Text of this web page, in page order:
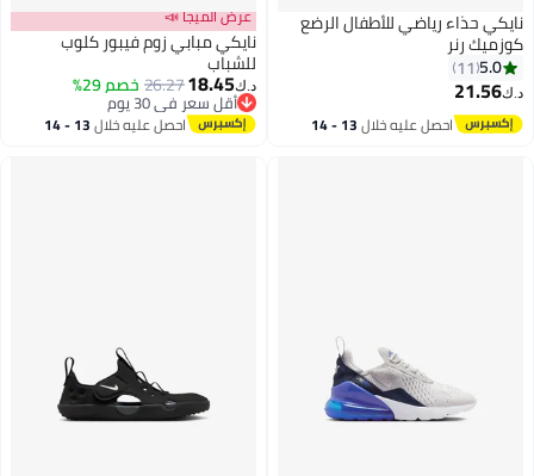
7
نايكي حذاء رياضي للأطفال الرضع
كوزميك رنر
5.0
11
د.ك‏21.56
احصل عليه خلال 13 - 14
عرض الميجا 📣
نايكي مبابي زوم فيبور كلوب
للشباب
د.ك‏18.45
26.27خصم 29%
أقل سعر في 30 يوم
أقل سعر في 30 يوماحصل عليه خلال 13 - 14